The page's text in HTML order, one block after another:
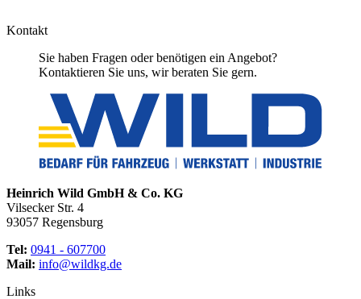
Kontakt
Sie haben Fragen oder benötigen ein Angebot?
Kontaktieren Sie uns, wir beraten Sie gern.
Heinrich Wild GmbH & Co. KG
Vilsecker Str. 4
93057 Regensburg
Tel: 0941 - 607700
Mail: info@wildkg.de
Links